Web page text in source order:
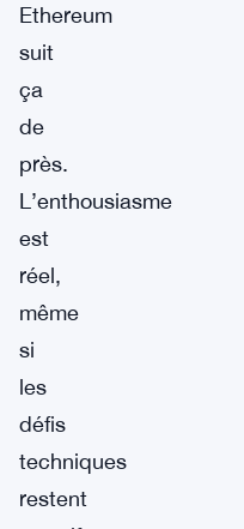
Ethereum
suit
ça
de
près.
L’enthousiasme
est
réel,
même
si
les
défis
techniques
restent